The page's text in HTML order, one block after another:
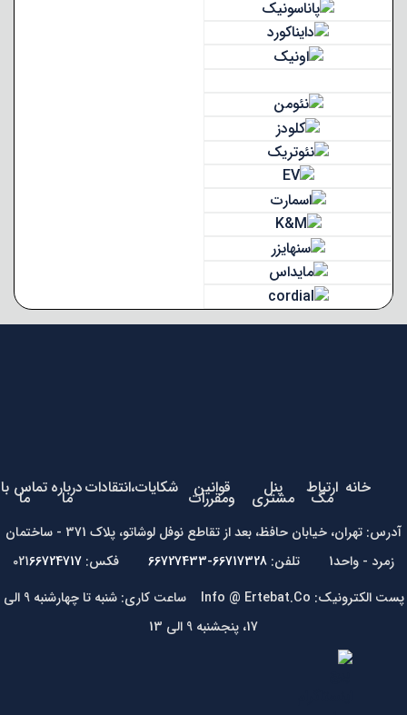
خانه ارتباط
مگ پنل
مشتری قوانین
ومقررات شکایات،انتقاداتدرباره
ما تماس با
ما
آدرس: تهران، خیابان حافظ، بعد از تقاطع نوفل لوشاتو، پلاک 371 - ساختمان
زمرد - واحد1 تلفن:
66717328-66727433 فکس: 021 66724717
پست الکترونیک: Info @ Ertebat.Co ساعت کاری: شنبه تا چهارشنبه 9 الی
17، پنجشنبه 9 الی 13